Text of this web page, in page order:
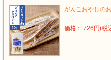
がんこおやじの
価格： 726円(税